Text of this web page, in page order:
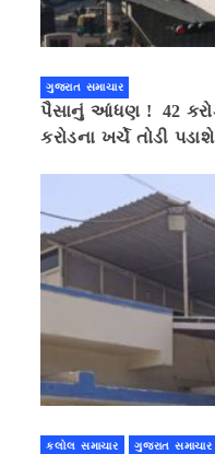
ગુજરાત સમાચાર
પૈસાનું આંધણ ! 42
કરોડના ખર્ચે તોડી પડાશે
કલોલ સમાચાર ગુજરાત સમાચાર